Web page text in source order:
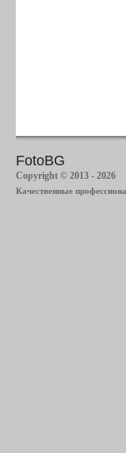
FotoBG
Copyright © 2013 - 2026
Качественные